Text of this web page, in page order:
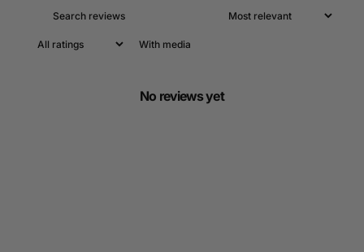
With media
No reviews yet